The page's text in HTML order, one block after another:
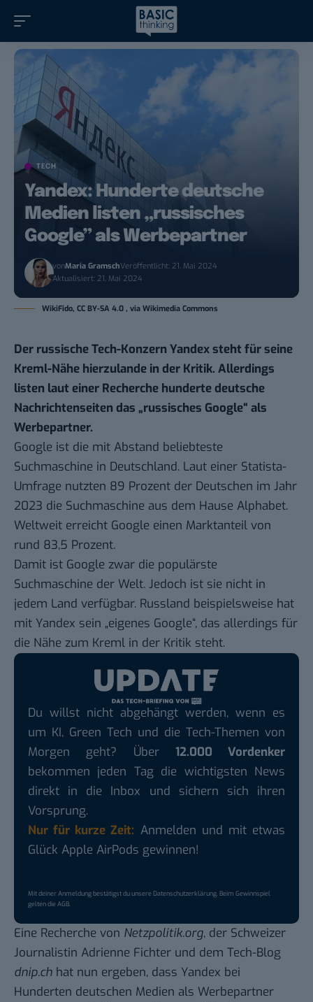
TECH
Yandex: Hunderte deutsche
Medien listen „russisches
Google” als Werbepartner
vonMaria GramschVeröffentlicht: 21. Mai 2024
Aktualisiert: 21. Mai 2024
WikiFido, CC BY-SA 4.0 , via Wikimedia Commons
Der russische Tech-Konzern Yandex steht für seine
Kreml-Nähe hierzulande in der Kritik. Allerdings
listen laut einer Recherche hunderte deutsche
Nachrichtenseiten das „russisches Google“ als
Werbepartner.
Google ist die mit Abstand beliebteste
Suchmaschine in Deutschland. Laut einer Statista-
Umfrage nutzten 89 Prozent der Deutschen im Jahr
2023 die Suchmaschine aus dem Hause Alphabet.
Weltweit erreicht Google einen Marktanteil von
rund 83,5 Prozent.
Damit ist Google zwar die populärste
Suchmaschine der Welt. Jedoch ist sie nicht in
jedem Land verfügbar. Russland beispielsweise hat
mit Yandex sein „eigenes Google“, das allerdings für
die Nähe zum Kreml in der Kritik steht.
Du willst nicht abgehängt werden, wenn es
um KI, Green Tech und die Tech-Themen von
Morgen geht? Über 12.000 Vordenker
bekommen jeden Tag die wichtigsten News
direkt in die Inbox und sichern sich ihren
Vorsprung.
Nur für kurze Zeit: Anmelden und mit etwas
Glück Apple AirPods gewinnen!
Mit deiner Anmeldung bestätigst du unsereDatenschutzerklärung. Beim Gewinnspiel
gelten dieAGB.
Eine Recherche von Netzpolitik.org, der Schweizer
Journalistin Adrienne Fichter und dem Tech-Blog
dnip.ch hat nun ergeben, dass Yandex bei
Hunderten deutschen Medien als Werbepartner